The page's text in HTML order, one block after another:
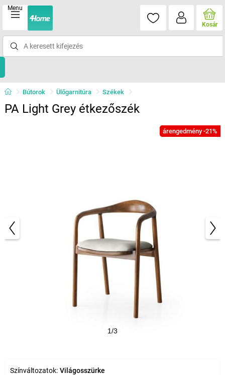
Menu
Kosár
Bútorok Ülőgarnitúra Székek
PA Light Grey étkezőszék
árengedmény -21%
1/3
Színváltozatok: Világosszürke